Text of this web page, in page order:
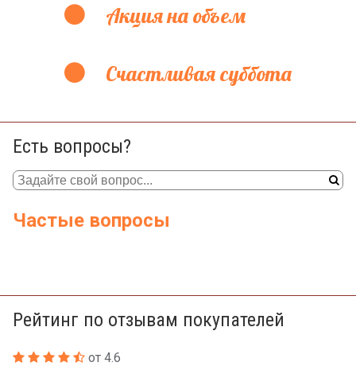
Акция на объем
Счастливая суббота
Есть вопросы?
Частые вопросы
Рейтинг по отзывам покупателей
от 4.6